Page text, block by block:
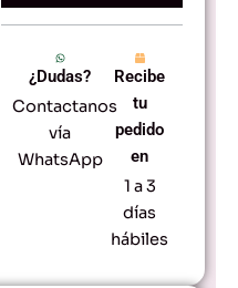
HP
cantidad
¿Dudas?
Contactanos
vía
WhatsApp
Recibe
tu
pedido
en
1 a 3
días
hábiles